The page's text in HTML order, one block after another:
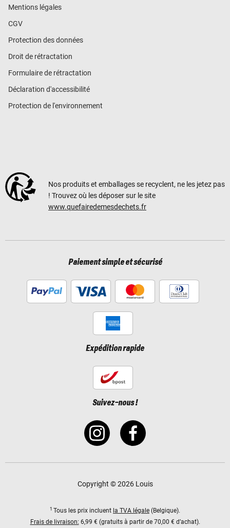
Mentions légales
CGV
Protection des données
Droit de rétractation
Formulaire de rétractation
Déclaration d'accessibilité
Protection de l'environnement
Nos produits et emballages se recyclent, ne les jetez pas
! Trouvez où les déposer sur le site
www.quefairedemesdechets.fr
Paiement simple et sécurisé
Expédition rapide
Suivez-nous !
Copyright © 2026 Louis
1 Tous les prix incluent la TVA légale (Belgique).
Frais de livraison: 6,99 € (gratuits à partir de 70,00 € d’achat).